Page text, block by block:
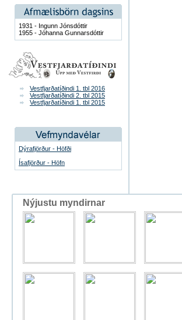
1931 - Ingunn Jónsdóttir
1955 - Jóhanna Gunnarsdóttir
Vestfjarðatíðindi 1. tbl 2016
Vestfjarðatíðindi 2. tbl 2015
Vestfjarðatíðindi 1. tbl 2015
Dýrafjörður - Höfði
Ísafjörður - Höfn
Nýjustu myndirnar